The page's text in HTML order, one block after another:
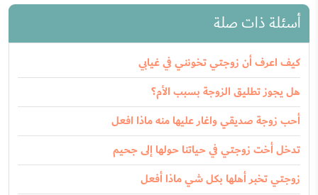
أسئلة ذات صلة
كيف اعرف أن زوجتي تخونني في غيابي
هل يجوز تطليق الزوجة بسبب الأم؟
أحب زوجة صديقي واغار عليها منه ماذا افعل
تدخل أخت زوجتي في حياتنا حولها إلى جحيم
زوجتي تخبر أهلها بكل شي ماذا أفعل